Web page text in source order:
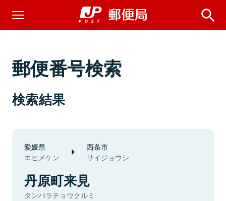
郵便番号検索
検索結果
愛媛県
エヒメケン
西条市
サイジョウシ
丹原町来見
タンバラチョウクルミ